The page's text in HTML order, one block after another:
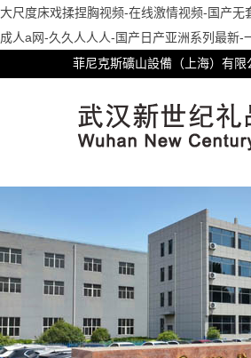
大尺度床戏揉捏胸视频-在线激情视频-国产
成人a网-久久人人人-国产日产亚洲系列最新-
菲尼克斯礦山設備（上海）有